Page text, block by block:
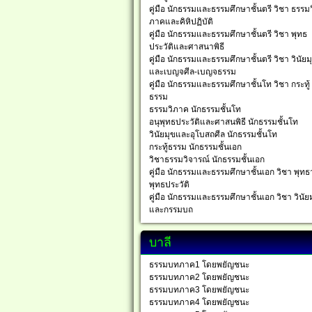
คู่มือ นักธรรมและธรรมศึกษาชั้นตรี วิชา ธรรม
ภาคและคิหิปฏิบัติ
คู่มือ นักธรรมและธรรมศึกษาชั้นตรี วิชา พุทธ
ประวัติและศาสนาพิธี
คู่มือ นักธรรมและธรรมศึกษาชั้นตรี วิชา วินัย
และเบญจศีล-เบญจธรรม
คู่มือ นักธรรมและธรรมศึกษาชั้นโท วิชา กระทู้
ธรรม
ธรรมวิภาค นักธรรมชั้นโท
อนุพุทธประวัติและศาสนพิธี นักธรรมชั้นโท
วินัยมุขและอุโบสถศีล นักธรรมชั้นโท
กระทู้ธรรม นักธรรมชั้นเอก
วิชาธรรมวิจารณ์ นักธรรมชั้นเอก
คู่มือ นักธรรมและธรรมศึกษาชั้นเอก วิชา พุทธ
พุทธประวัติ
คู่มือ นักธรรมและธรรมศึกษาชั้นเอก วิชา วินัย
และกรรมบถ
บาลี
ธรรมบทภาค1 โดยพยัญชนะ
ธรรมบทภาค2 โดยพยัญชนะ
ธรรมบทภาค3 โดยพยัญชนะ
ธรรมบทภาค4 โดยพยัญชนะ